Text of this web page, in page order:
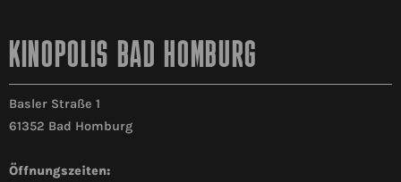
KINOPOLIS BAD HOMBURG
Basler Straße 1
61352 Bad Homburg
Öffnungszeiten: